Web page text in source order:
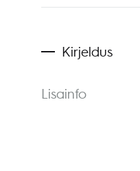
Kirjeldus
Lisainfo